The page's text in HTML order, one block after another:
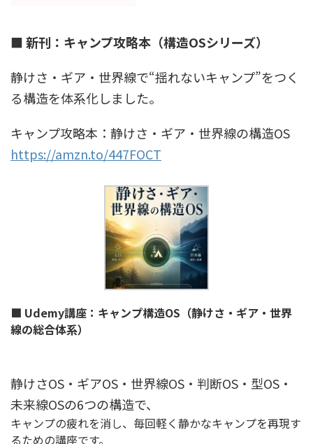
■ 新刊：キャンプ攻略本（構造OSシリーズ）
静けさ・ギア・世界線で“揺れないキャンプ”をつく
る構造を体系化しました。
キャンプ攻略本：静けさ・ギア・世界線の構造OS
https://amzn.to/447FOCT
■ Udemy講座：キャンプ構造OS（静けさ・ギア・世界
線の総合体系）
静けさOS・ギアOS・世界線OS・判断OS・型OS・
未来線OSの6つの構造で、
キャンプの疲れを消し、毎回軽く静かなキャンプを再現す
るための講座です。